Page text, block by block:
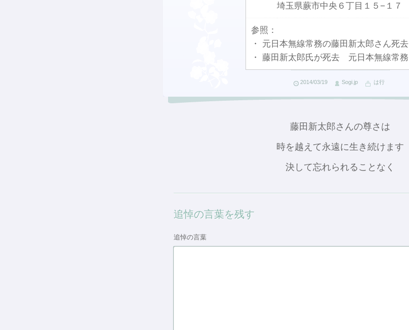
埼玉県蕨市中央６丁目１５−１７
参照：
・ 元日本無線常務の藤田新太郎さん死去
・ 藤田新太郎氏が死去 元日本無線常務
2014/03/19 Sogi.jp は行
藤田新太郎さんの尊さは
時を越えて永遠に生き続けます
決して忘れられることなく
追悼の言葉を残す
追悼の言葉